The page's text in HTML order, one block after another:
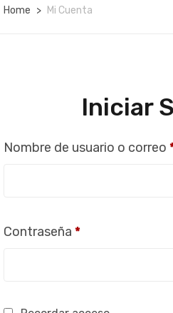
Home Mi Cuenta
Iniciar
Nombre de usuario o correo
Contraseña *